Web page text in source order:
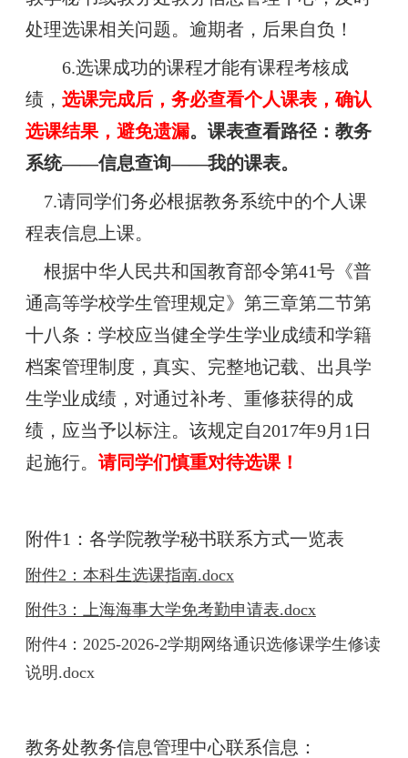
处理选课相关问题。逾期者，后果自负！
6.选课成功的课程才能有课程考核成
绩， 选课完成后，务必查看个人课表，确认
选课结果，避免遗漏。课表查看路径：教务
系统——信息查询——我的课表。
7.请同学们务必根据教务系统中的个人课
程表信息上课。
根据中华人民共和国教育部令第41号《普
通高等学校学生管理规定》第三章第二节第
十八条：学校应当健全学生学业成绩和学籍
档案管理制度，真实、完整地记载、出具学
生学业成绩，对通过补考、重修获得的成
绩，应当予以标注。该规定自2017年9月1日
起施行。 请同学们慎重对待选课！
附件1：各学院教学秘书联系方式一览表
附件2：本科生选课指南.docx
附件3：上海海事大学免考勤申请表.docx
附件4：2025-2026-2学期网络通识选修课学生修读
说明.docx
教务处教务信息管理中心联系信息：